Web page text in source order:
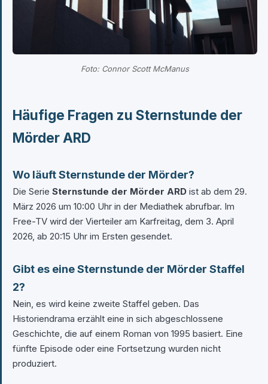
Foto: Connor Scott McManus
Häufige Fragen zu Sternstunde der
Mörder ARD
Wo läuft Sternstunde der Mörder?
Die Serie Sternstunde der Mörder ARD ist ab dem 29.
März 2026 um 10:00 Uhr in der Mediathek abrufbar. Im
Free-TV wird der Vierteiler am Karfreitag, dem 3. April
2026, ab 20:15 Uhr im Ersten gesendet.
Gibt es eine Sternstunde der Mörder Staffel
2?
Nein, es wird keine zweite Staffel geben. Das
Historiendrama erzählt eine in sich abgeschlossene
Geschichte, die auf einem Roman von 1995 basiert. Eine
fünfte Episode oder eine Fortsetzung wurden nicht
produziert.